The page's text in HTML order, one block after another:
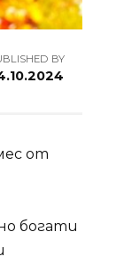
BY
от
богати